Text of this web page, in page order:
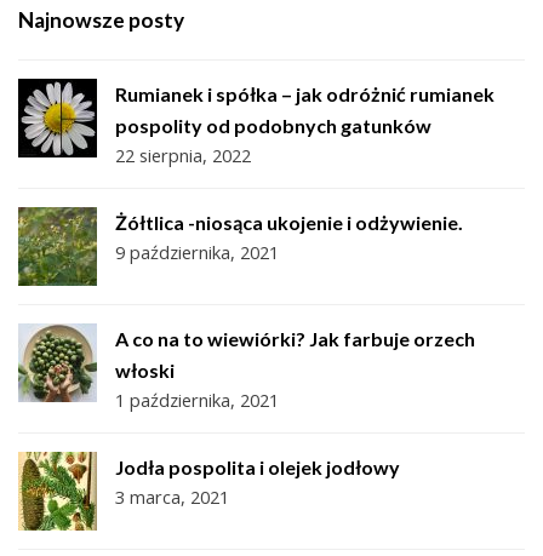
Najnowsze posty
Rumianek i spółka – jak odróżnić rumianek
pospolity od podobnych gatunków
22 sierpnia, 2022
Żółtlica -niosąca ukojenie i odżywienie.
9 października, 2021
A co na to wiewiórki? Jak farbuje orzech
włoski
1 października, 2021
Jodła pospolita i olejek jodłowy
3 marca, 2021